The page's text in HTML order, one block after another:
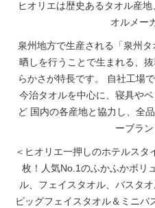
ヒオリエは歴史あるタオル産
オルメー
泉州地方で生産される「泉州タ
晒しを行うことで生まれる、
らかさが特長です。
自社工場
今治タオルを中心に、寝具や
ど 国内の各産地と協力し、全
ーブラン
＜ヒオリエ一押しのホテルスタ
枚！人気No.1のふかふかボリ
ル、フェイスタオル、バスタ
ビッグフェイスタオル＆ミニバ